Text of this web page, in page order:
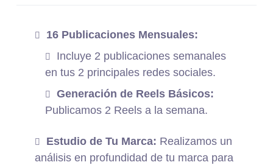
16 Publicaciones Mensuales:
Incluye 2 publicaciones semanales
en tus 2 principales redes sociales.
Generación de Reels Básicos:
Publicamos 2 Reels a la semana.
Estudio de Tu Marca: Realizamos un
análisis en profundidad de tu marca para